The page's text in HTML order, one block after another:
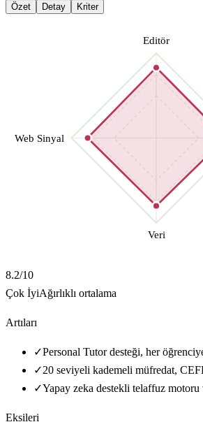
Özet Detay Kriter
Editör
Veri
Web Sinyal
8.2/10
Çok İyiAğırlıklı ortalama
Artıları
✓Personal Tutor desteği, her
✓20 seviyeli kademeli müfredat,
✓Yapay zeka destekli telaffuz motoru
Eksileri